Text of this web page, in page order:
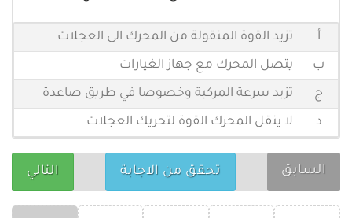
أ تزيد القوة المنقولة من المحرك الى العجلات
ب يتصل المحرك مع جهاز الغيارات
ج تزيد سرعة المركبة وخصوصا في طريق صاعدة
د لا ينقل المحرك القوة لتحريك العجلات
السابق تحقق من الاجابة التالي